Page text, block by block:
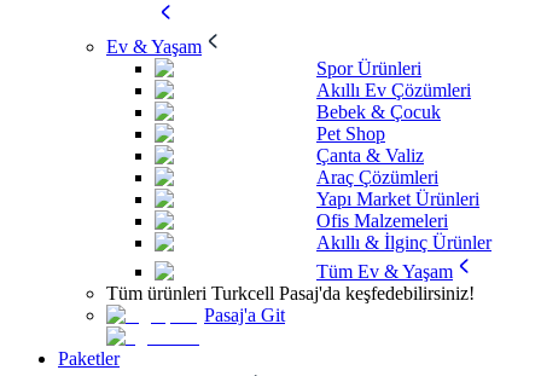
Ev & Yaşam
Spor Ürünleri
Akıllı Ev Çözümleri
Bebek & Çocuk
Pet Shop
Çanta & Valiz
Araç Çözümleri
Yapı Market Ürünleri
Ofis Malzemeleri
Akıllı & İlginç Ürünler
Tüm Ev & Yaşam
Tüm ürünleri Turkcell Pasaj'da keşfedebilirsiniz!
Pasaj'a Git
Paketler